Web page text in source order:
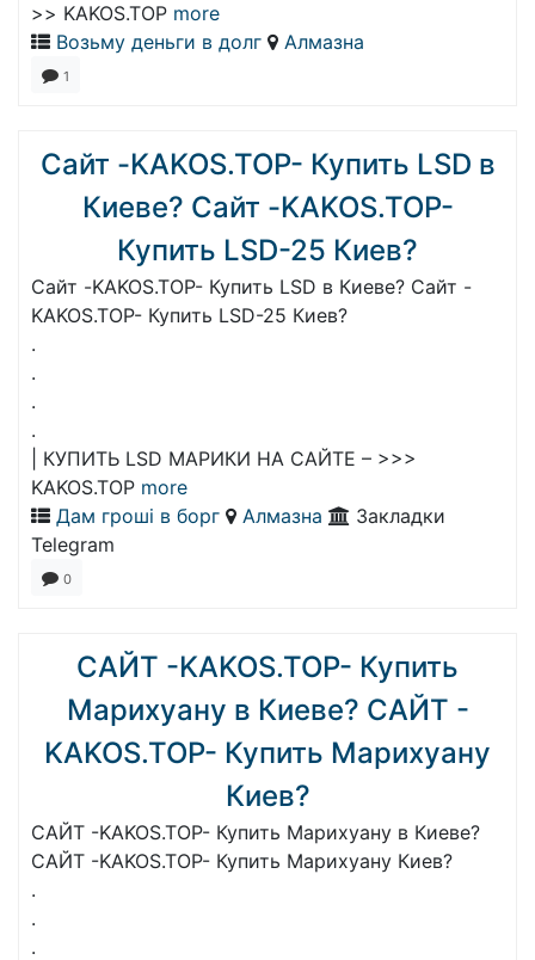
>> KAKOS.TOP more
Возьму деньги в долг
Алмазна
1
Сайт -KAKOS.TOP- Купить LSD в
Киеве? Сайт -KAKOS.TOP-
Купить LSD-25 Киев?
Сайт -KAKOS.TOP- Купить LSD в Киеве? Сайт -
KAKOS.TOP- Купить LSD-25 Киев?
.
.
.
.
| КУПИТЬ LSD МАРИКИ НА САЙТЕ – >>>
KAKOS.TOP more
Дам гроші в борг
Алмазна
Закладки
Telegram
0
САЙТ -KAKOS.TOP- Купить
Марихуану в Киеве? САЙТ -
KAKOS.TOP- Купить Марихуану
Киев?
САЙТ -KAKOS.TOP- Купить Марихуану в Киеве?
САЙТ -KAKOS.TOP- Купить Марихуану Киев?
.
.
.